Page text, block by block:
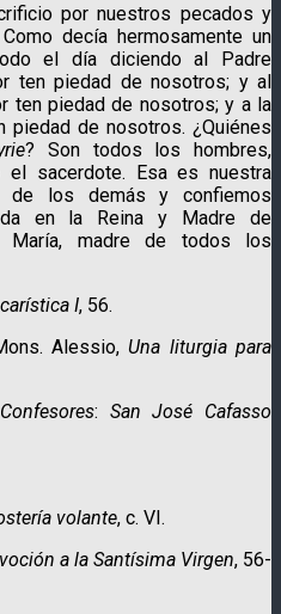
por nuestros pecados y
decía hermosamente un
el día diciendo al Padre
ten piedad de nosotros; y al
ten piedad de nosotros; y a la
piedad de nosotros. ¿Quiénes
? Son todos los hombres,
el sacerdote. Esa es nuestra
de los demás y confiemos
en la Reina y Madre de
María, madre de todos los
I, 56.
Alessio, Una liturgia para
: San José Cafasso
volante, c. VI.
a la Santísima Virgen, 56-